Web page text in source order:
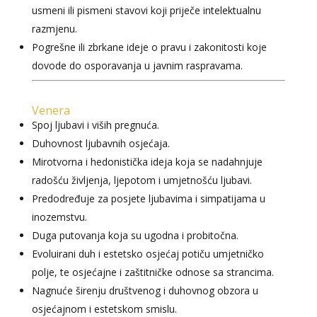
usmeni ili pismeni stavovi koji priječe intelektualnu
razmjenu.
Pogrešne ili zbrkane ideje o pravu i zakonitosti koje
dovode do osporavanja u javnim raspravama.
Venera
Spoj ljubavi i viših pregnuća.
Duhovnost ljubavnih osjećaja.
Mirotvorna i hedonistička ideja koja se nadahnjuje
radošću življenja, ljepotom i umjetnošću ljubavi.
Predodređuje za posjete ljubavima i simpatijama u
inozemstvu.
Duga putovanja koja su ugodna i probitočna.
Evoluirani duh i estetsko osjećaj potiču umjetničko
polje, te osjećajne i zaštitničke odnose sa strancima.
Nagnuće širenju društvenog i duhovnog obzora u
osjećajnom i estetskom smislu.